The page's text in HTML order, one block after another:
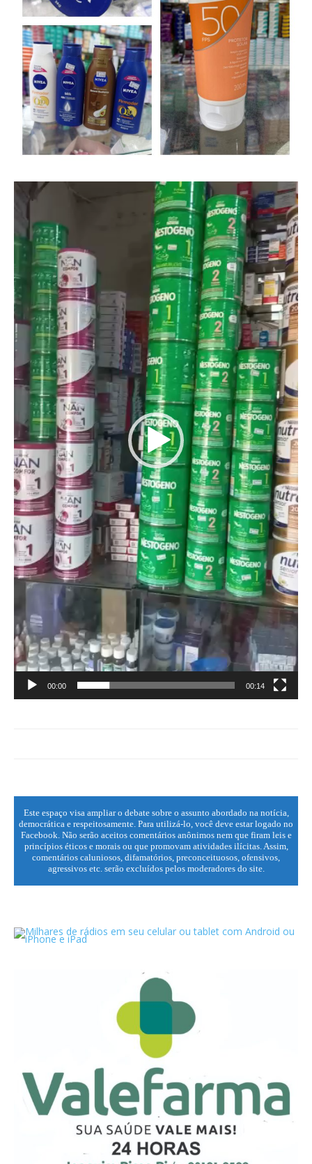
Tocador
vídeo
00:00 00:14
Este espaço visa ampliar o debate sobre o assunto abordado na notícia,
democrática e respeitosamente. Para utilizá-lo, você deve estar logado no
Facebook. Não serão aceitos comentários anônimos nem que firam leis e
princípios éticos e morais ou que promovam atividades ilícitas. Assim,
comentários caluniosos, difamatórios, preconceituosos, ofensivos,
agressivos etc. serão excluídos pelos moderadores do site.